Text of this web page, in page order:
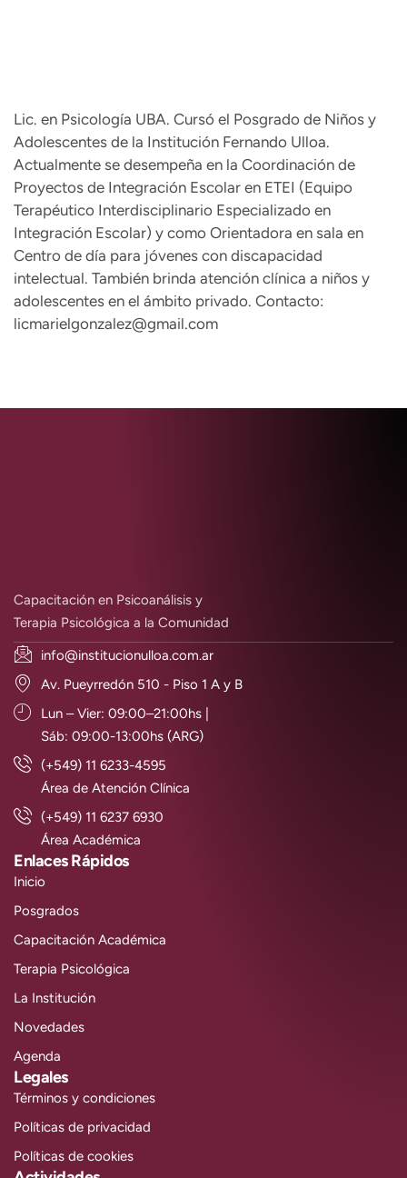
Lic. en Psicología UBA. Cursó el Posgrado de Niños y
Adolescentes de la Institución Fernando Ulloa.
Actualmente se desempeña en la Coordinación de
Proyectos de Integración Escolar en ETEI (Equipo
Terapéutico Interdisciplinario Especializado en
Integración Escolar) y como Orientadora en sala en
Centro de día para jóvenes con discapacidad
intelectual. También brinda atención clínica a niños y
adolescentes en el ámbito privado. Contacto:
licmarielgonzalez@gmail.com
Capacitación en Psicoanálisis y
Terapia Psicológica a la Comunidad
info@institucionulloa.com.ar
Av. Pueyrredón 510 - Piso 1 A y B
Lun – Vier: 09:00–21:00hs |
Sáb: 09:00-13:00hs (ARG)
(+549) 11 6233-4595
Área de Atención Clínica
(+549) 11 6237 6930
Área Académica
Enlaces Rápidos
Inicio
Posgrados
Capacitación Académica
Terapia Psicológica
La Institución
Novedades
Agenda
Legales
Términos y condiciones
Políticas de privacidad
Políticas de cookies